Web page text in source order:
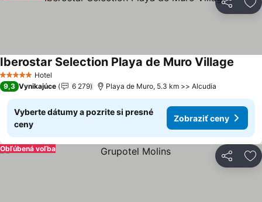
Zdieľať
5 Počet hviezdičiek
Hotel
Iberostar Selection Playa de Muro Village
9,3 Vynikajúce 6 279 Playa de Muro, 5.3 km >> Alcudia
Vyberte dátumy a pozrite si presné
ceny
Zobraziť ceny
Zdieľať
Obľúbená voľba